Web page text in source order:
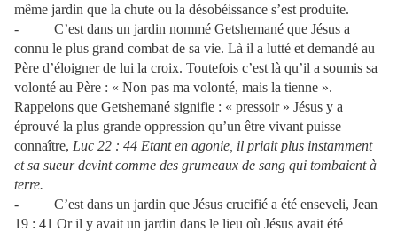
même jardin que la chute ou la désobéissance s’est produite.
- C’est dans un jardin nommé Getshemané que Jésus a
connu le plus grand combat de sa vie. Là il a lutté et demandé au
Père d’éloigner de lui la croix. Toutefois c’est là qu’il a soumis sa
volonté au Père : « Non pas ma volonté, mais la tienne ».
Rappelons que Getshemané signifie : « pressoir » Jésus y a
éprouvé la plus grande oppression qu’un être vivant puisse
connaître, Luc 22 : 44 Etant en agonie, il priait plus instamment
et sa sueur devint comme des grumeaux de sang qui tombaient à
terre.
- C’est dans un jardin que Jésus crucifié a été enseveli, Jean
19 : 41 Or il y avait un jardin dans le lieu où Jésus avait été